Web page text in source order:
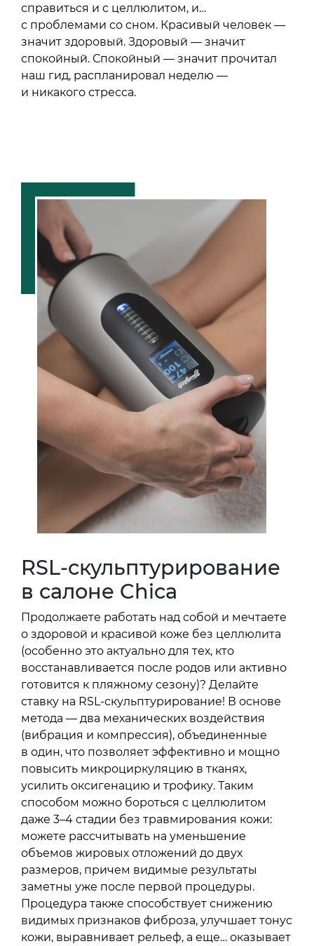
справиться и с целлюлитом, и…
с проблемами со сном. Красивый человек —
значит здоровый. Здоровый — значит
спокойный. Спокойный — значит прочитал
наш гид, распланировал неделю —
и никакого стресса.
RSL-скульптурирование
в салоне Chica
Продолжаете работать над собой и мечтаете
о здоровой и красивой коже без целлюлита
(особенно это актуально для тех, кто
восстанавливается после родов или активно
готовится к пляжному сезону)? Делайте
ставку на RSL-скульптурирование! В основе
метода — два механических воздействия
(вибрация и компрессия), объединенные
в один, что позволяет эффективно и мощно
повысить микроциркуляцию в тканях,
усилить оксигенацию и трофику. Таким
способом можно бороться с целлюлитом
даже 3–4 стадии без травмирования кожи:
можете рассчитывать на уменьшение
объемов жировых отложений до двух
размеров, причем видимые результаты
заметны уже после первой процедуры.
Процедура также способствует снижению
видимых признаков фиброза, улучшает тонус
кожи, выравнивает рельеф, а еще… оказывает